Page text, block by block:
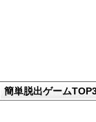
簡単脱出ゲーム